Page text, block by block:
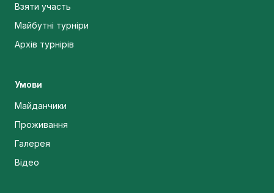
Взяти участь
Майбутні турніри
Архів турнірів
Умови
Майданчики
Проживання
Галерея
Відео